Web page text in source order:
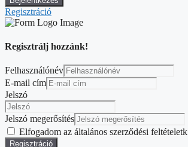
Regisztráció
Regisztrálj hozzánk!
Felhasználónév
E-mail cím
Jelszó
Jelszó megerősítés
Elfogadom az általános szerződési feltételetk